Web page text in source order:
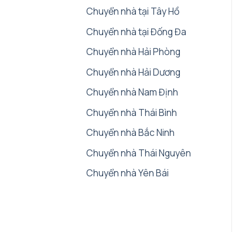
Chuyển nhà tại Tây Hồ
Chuyển nhà tại Đống Đa
Chuyển nhà Hải Phòng
Chuyển nhà Hải Dương
Chuyển nhà Nam Định
Chuyển nhà Thái Bình
Chuyển nhà Bắc Ninh
Chuyển nhà Thái Nguyên
Chuyển nhà Yên Bái